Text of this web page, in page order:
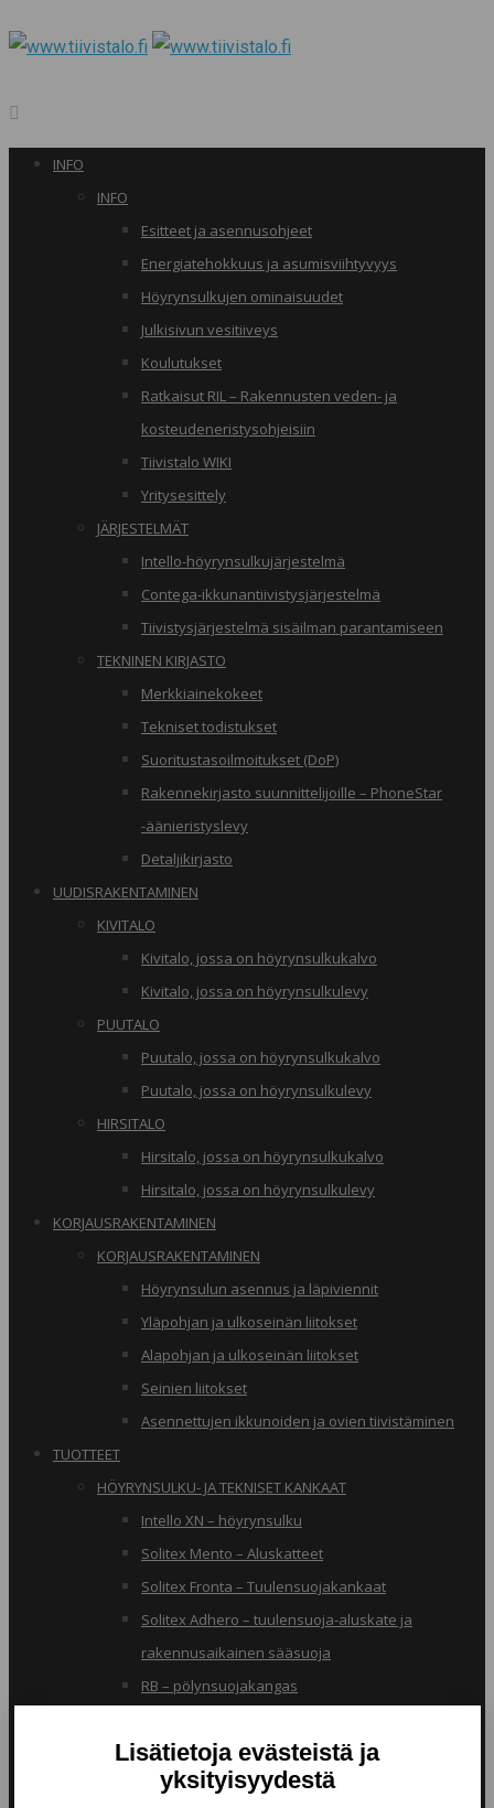
INFO
INFO
Esitteet ja asennusohjeet
Energiatehokkuus ja asumisviihtyvyys
Höyrynsulkujen ominaisuudet
Julkisivun vesitiiveys
Koulutukset
Ratkaisut RIL – Rakennusten veden- ja
kosteudeneristysohjeisiin
Tiivistalo WIKI
Yritysesittely
JÄRJESTELMÄT
Intello-höyrynsulkujärjestelmä
Contega-ikkunantiivistysjärjestelmä
Tiivistysjärjestelmä sisäilman parantamiseen
TEKNINEN KIRJASTO
Merkkiainekokeet
Tekniset todistukset
Suoritustasoilmoitukset (DoP)
Rakennekirjasto suunnittelijoille – PhoneStar
-äänieristyslevy
Detaljikirjasto
UUDISRAKENTAMINEN
KIVITALO
Kivitalo, jossa on höyrynsulkukalvo
Kivitalo, jossa on höyrynsulkulevy
PUUTALO
Puutalo, jossa on höyrynsulkukalvo
Puutalo, jossa on höyrynsulkulevy
HIRSITALO
Hirsitalo, jossa on höyrynsulkukalvo
Hirsitalo, jossa on höyrynsulkulevy
KORJAUSRAKENTAMINEN
KORJAUSRAKENTAMINEN
Höyrynsulun asennus ja läpiviennit
Yläpohjan ja ulkoseinän liitokset
Alapohjan ja ulkoseinän liitokset
Seinien liitokset
Asennettujen ikkunoiden ja ovien tiivistäminen
TUOTTEET
HÖYRYNSULKU- JA TEKNISET KANKAAT
Intello XN – höyrynsulku
Solitex Mento – Aluskatteet
Solitex Fronta – Tuulensuojakankaat
Solitex Adhero – tuulensuoja-aluskate ja
rakennusaikainen sääsuoja
RB – pölynsuojakangas
Butyylinauhat ja -teipit
Liitosnauhat